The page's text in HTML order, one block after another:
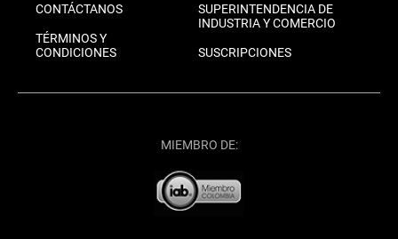
CONTÁCTANOS
TÉRMINOS Y
CONDICIONES
SUPERINTENDENCIA DE
INDUSTRIA Y COMERCIO
SUSCRIPCIONES
MIEMBRO DE: